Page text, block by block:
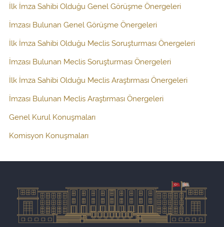
İlk İmza Sahibi Olduğu Genel Görüşme Önergeleri
İmzası Bulunan Genel Görüşme Önergeleri
İlk İmza Sahibi Olduğu Meclis Soruşturması Önergeleri
İmzası Bulunan Meclis Soruşturması Önergeleri
İlk İmza Sahibi Olduğu Meclis Araştırması Önergeleri
İmzası Bulunan Meclis Araştırması Önergeleri
Genel Kurul Konuşmaları
Komisyon Konuşmaları